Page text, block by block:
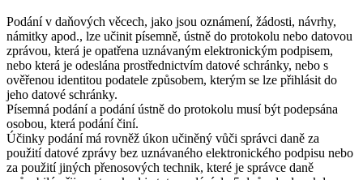
Podání v daňových věcech, jako jsou oznámení, žádosti, návrhy,
námitky apod., lze učinit písemně, ústně do protokolu nebo datovou
zprávou, která je opatřena uznávaným elektronickým podpisem,
nebo která je odeslána prostřednictvím datové schránky, nebo s
ověřenou identitou podatele způsobem, kterým se lze přihlásit do
jeho datové schránky.
Písemná podání a podání ústně do protokolu musí být podepsána
osobou, která podání činí.
Účinky podání má rovněž úkon učiněný vůči správci daně za
použití datové zprávy bez uznávaného elektronického podpisu nebo
za použití jiných přenosových technik, které je správce daně